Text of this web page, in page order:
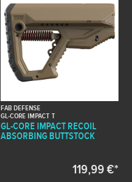
FAB DEFENSE
GL-CORE IMPACT T
GL-CORE IMPACT RECOIL
ABSORBING BUTTSTOCK
119,99 €*